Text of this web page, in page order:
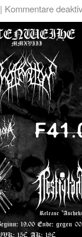
| Kommentare